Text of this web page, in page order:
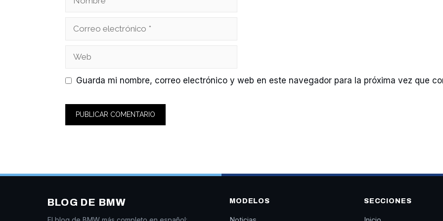
Correo
Web
Guarda mi nombre, correo electrónico y web en este navegador para la próxima vez que
BLOG DE BMW MODELOS SECCIONES